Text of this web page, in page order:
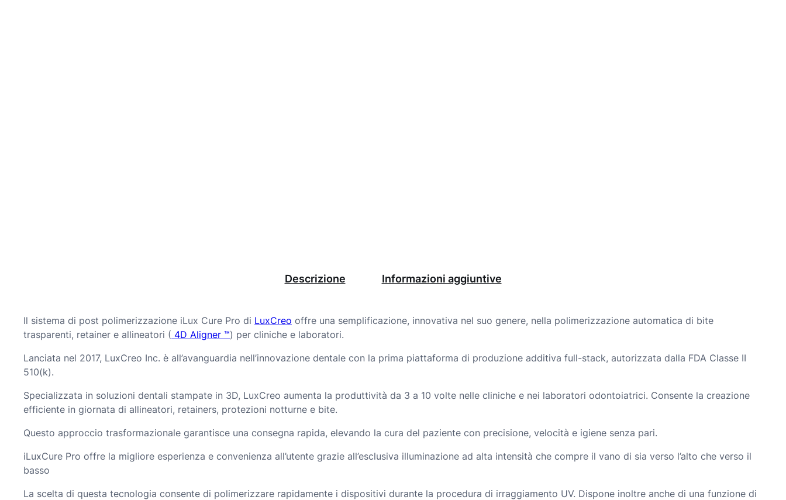
Descrizione Informazioni aggiuntive
Il sistema di post polimerizzazione iLux Cure Pro di LuxCreo offre una semplificazione, innovativa nel suo genere, nella polimerizzazione automatica di bite
trasparenti, retainer e allineatori ( 4D Aligner ™️) per cliniche e laboratori.
Lanciata nel 2017, LuxCreo Inc. è all’avanguardia nell’innovazione dentale con la prima piattaforma di produzione additiva full-stack, autorizzata dalla FDA Classe II
510(k).
Specializzata in soluzioni dentali stampate in 3D, LuxCreo aumenta la produttività da 3 a 10 volte nelle cliniche e nei laboratori odontoiatrici. Consente la creazione
efficiente in giornata di allineatori, retainers, protezioni notturne e bite.
Questo approccio trasformazionale garantisce una consegna rapida, elevando la cura del paziente con precisione, velocità e igiene senza pari.
iLuxCure Pro offre la migliore esperienza e convenienza all’utente grazie all’esclusiva illuminazione ad alta intensità che compre il vano di sia verso l’alto che verso il
basso
La scelta di questa tecnologia consente di polimerizzare rapidamente i dispositivi durante la procedura di irraggiamento UV. Dispone inoltre anche di una funzione di